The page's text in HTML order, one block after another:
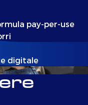
pay-per-use
digitale